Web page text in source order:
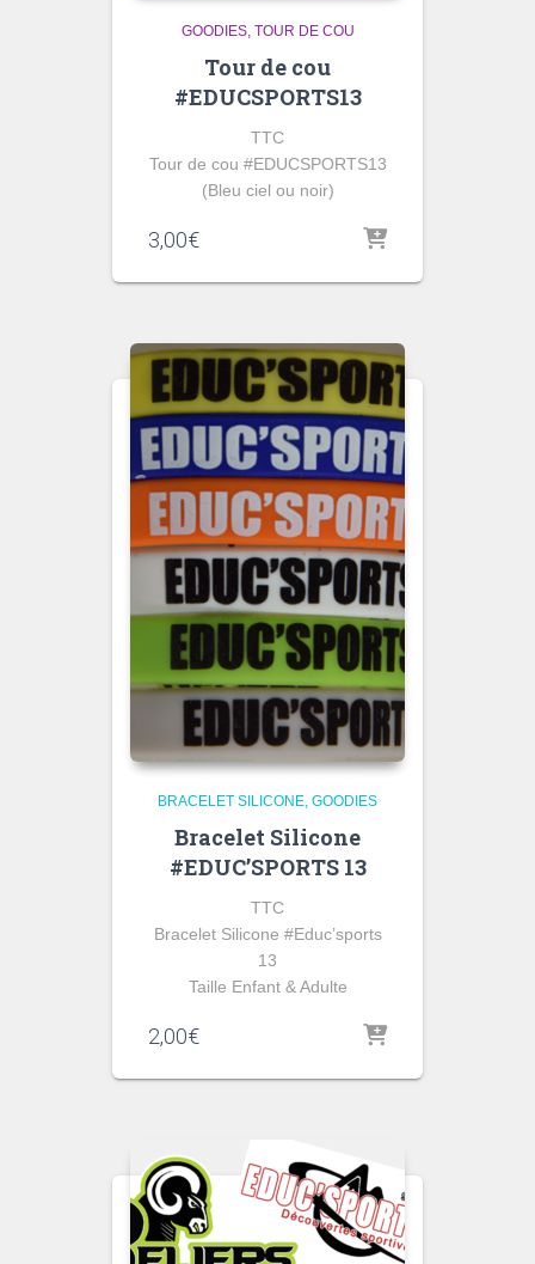
GOODIES TOUR DE COU
Tour de cou
#EDUCSPORTS13
TTC
Tour de cou #EDUCSPORTS13
(Bleu ciel ou noir)
3,00€
BRACELET SILICONE GOODIES
Bracelet Silicone
#EDUC’SPORTS 13
TTC
Bracelet Silicone #Educ’sports
13
Taille Enfant & Adulte
2,00€